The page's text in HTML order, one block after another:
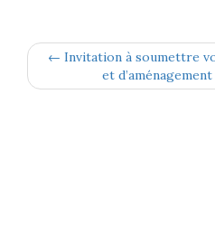
← Invitation à soumettre
et